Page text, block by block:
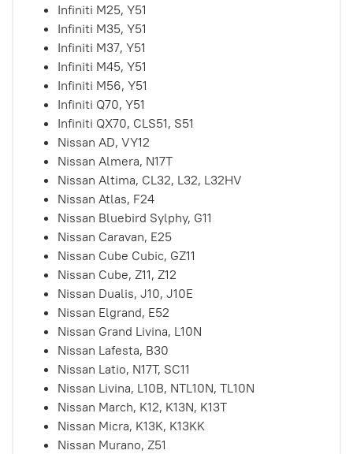
Infiniti M25, Y51
Infiniti M35, Y51
Infiniti M37, Y51
Infiniti M45, Y51
Infiniti M56, Y51
Infiniti Q70, Y51
Infiniti QX70, CLS51, S51
Nissan AD, VY12
Nissan Almera, N17T
Nissan Altima, CL32, L32, L32HV
Nissan Atlas, F24
Nissan Bluebird Sylphy, G11
Nissan Caravan, E25
Nissan Cube Cubic, GZ11
Nissan Cube, Z11, Z12
Nissan Dualis, J10, J10E
Nissan Elgrand, E52
Nissan Grand Livina, L10N
Nissan Lafesta, B30
Nissan Latio, N17T, SC11
Nissan Livina, L10B, NTL10N, TL10N
Nissan March, K12, K13N, K13T
Nissan Micra, K13K, K13KK
Nissan Murano, Z51